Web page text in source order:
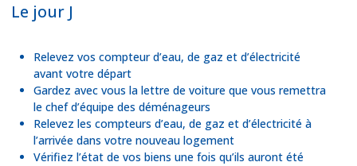
Le jour J
Relevez vos compteur d’eau, de gaz et d’électricité
avant votre départ
Gardez avec vous la lettre de voiture que vous remettra
le chef d’équipe des déménageurs
Relevez les compteurs d’eau, de gaz et d’électricité à
l’arrivée dans votre nouveau logement
Vérifiez l’état de vos biens une fois qu’ils auront été